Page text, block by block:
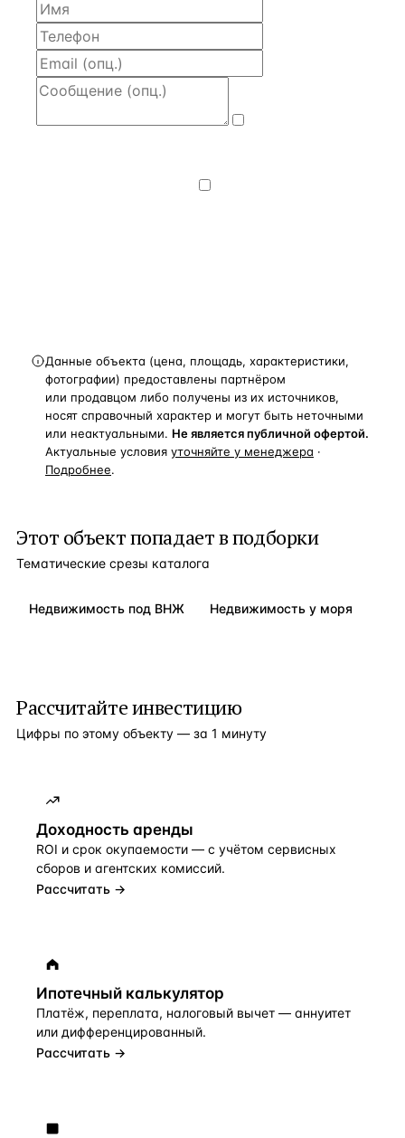
Данные объекта (цена, площадь, характеристики,
фотографии) предоставлены партнёром
или продавцом либо получены из их источников,
носят справочный характер и могут быть неточными
или неактуальными. Не является публичной офертой.
Актуальные условия уточняйте у менеджера ·
Подробнее.
Этот объект попадает в подборки
Тематические срезы каталога
Недвижимость под ВНЖ Недвижимость у моря
Рассчитайте инвестицию
Цифры по этому объекту — за 1 минуту
Доходность аренды
ROI и срок окупаемости — с учётом сервисных
сборов и агентских комиссий.
Рассчитать →
Ипотечный калькулятор
Платёж, переплата, налоговый вычет — аннуитет
или дифференцированный.
Рассчитать →